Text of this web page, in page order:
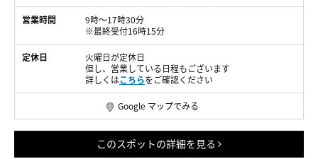
営業時間
9時～17時30分
※最終受付16時15分
定休日
火曜日が定休日
但し、営業している日程もございます
詳しくはこちらをご確認ください
Google マップでみる
このスポットの詳細を見る